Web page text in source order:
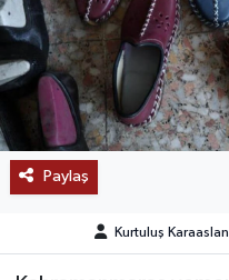
Paylaş
Kurtuluş Karaaslan
BÖLGE
KEŞFET
POPÜLER
TREND